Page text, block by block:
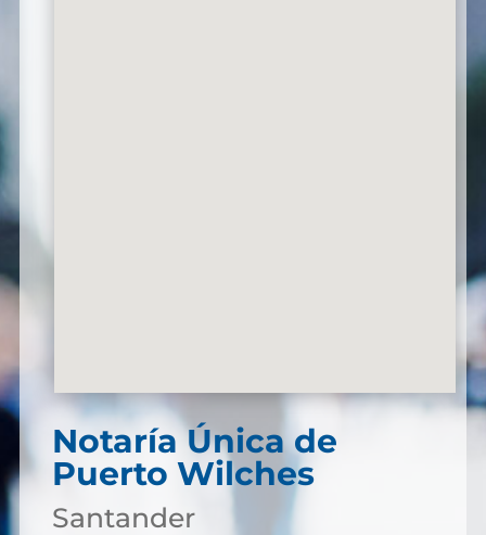
Notaría Única de
Puerto Wilches
Santander